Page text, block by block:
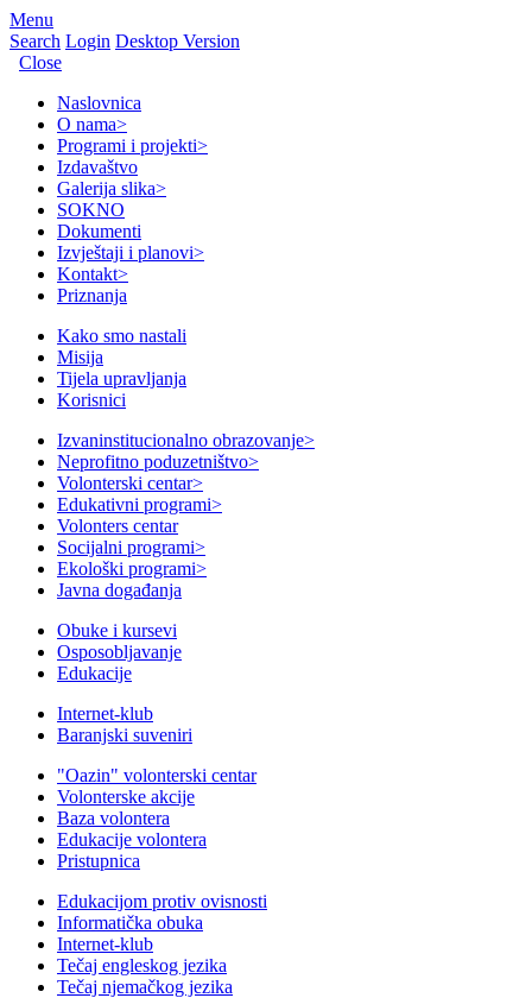
Menu
Search Login Desktop Version
Close
Naslovnica
O nama>
Programi i projekti>
Izdavaštvo
Galerija slika>
SOKNO
Dokumenti
Izvještaji i planovi>
Kontakt>
Priznanja
Kako smo nastali
Misija
Tijela upravljanja
Korisnici
Izvaninstitucionalno obrazovanje>
Neprofitno poduzetništvo>
Volonterski centar>
Edukativni programi>
Volonters centar
Socijalni programi>
Ekološki programi>
Javna događanja
Obuke i kursevi
Osposobljavanje
Edukacije
Internet-klub
Baranjski suveniri
"Oazin" volonterski centar
Volonterske akcije
Baza volontera
Edukacije volontera
Pristupnica
Edukacijom protiv ovisnosti
Informatička obuka
Internet-klub
Tečaj engleskog jezika
Tečaj njemačkog jezika